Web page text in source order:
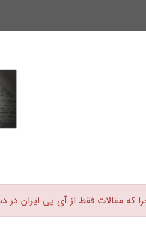
که مقالات فقط از آی پی ایران